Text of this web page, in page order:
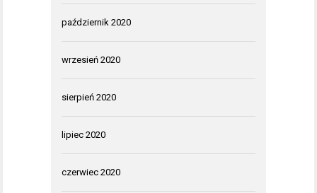
październik 2020
wrzesień 2020
sierpień 2020
lipiec 2020
czerwiec 2020